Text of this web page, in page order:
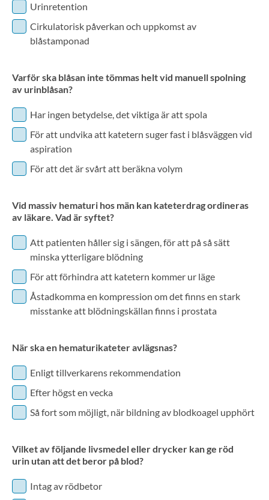
Urinretention
Cirkulatorisk påverkan och uppkomst av
blåstamponad
Varför ska blåsan inte tömmas helt vid manuell spolning
av urinblåsan?
Har ingen betydelse, det viktiga är att spola
För att undvika att katetern suger fast i blåsväggen vid
aspiration
För att det är svårt att beräkna volym
Vid massiv hematuri hos män kan kateterdrag ordineras
av läkare. Vad är syftet?
Att patienten håller sig i sängen, för att på så sätt
minska ytterligare blödning
För att förhindra att katetern kommer ur läge
Åstadkomma en kompression om det finns en stark
misstanke att blödningskällan finns i prostata
När ska en hematurikateter avlägsnas?
Enligt tillverkarens rekommendation
Efter högst en vecka
Så fort som möjligt, när bildning av blodkoagel upphört
Vilket av följande livsmedel eller drycker kan ge röd
urin utan att det beror på blod?
Intag av rödbetor